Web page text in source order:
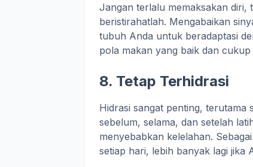
Jangan terlalu memaksakan diri,
beristirahatlah. Mengabaikan
tubuh Anda untuk beradaptasi
pola makan yang baik dan
8. Tetap Terhidrasi
Hidrasi sangat penting,
sebelum, selama, dan setelah
menyebabkan kelelahan.
setiap hari, lebih banyak lagi jika